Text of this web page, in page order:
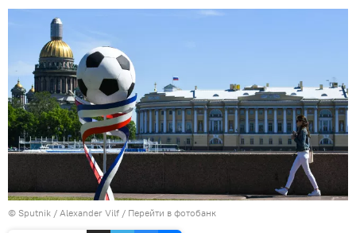
© Sputnik / Alexander Vilf / Перейти в фотобанк